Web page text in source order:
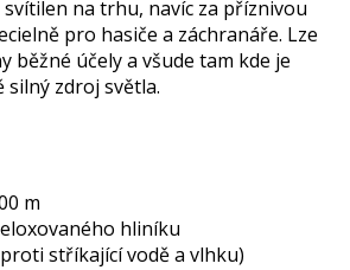
na trhu, navíc za příznivou
pro hasiče a záchranáře. Lze
běžné účely a všude tam kde je
zdroj světla.
m
hliníku
stříkající vodě a vlhku)